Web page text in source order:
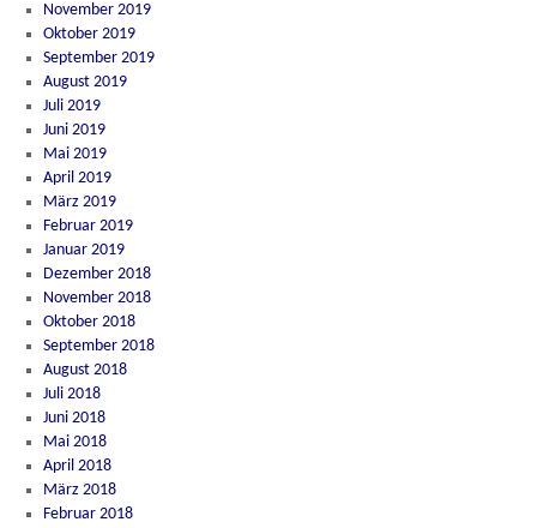
November 2019
Oktober 2019
September 2019
August 2019
Juli 2019
Juni 2019
Mai 2019
April 2019
März 2019
Februar 2019
Januar 2019
Dezember 2018
November 2018
Oktober 2018
September 2018
August 2018
Juli 2018
Juni 2018
Mai 2018
April 2018
März 2018
Februar 2018